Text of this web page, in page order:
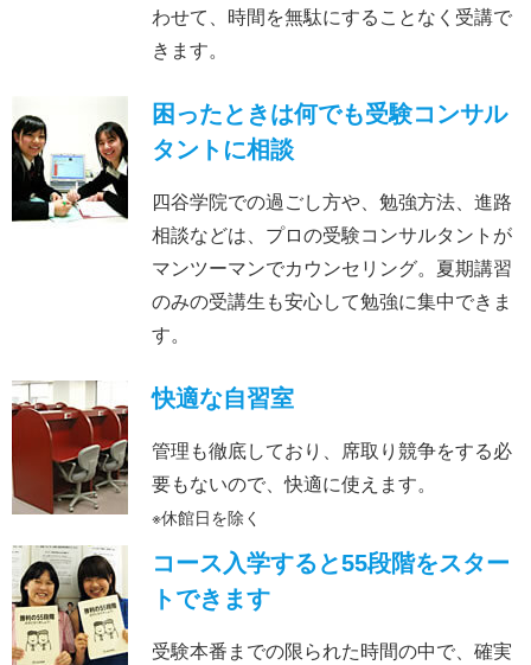
わせて、時間を無駄にすることなく受講で
きます。
困ったときは何でも受験コンサル
タントに相談
四谷学院での過ごし方や、勉強方法、進路
相談などは、プロの受験コンサルタントが
マンツーマンでカウンセリング。夏期講習
のみの受講生も安心して勉強に集中できま
す。
快適な自習室
管理も徹底しており、席取り競争をする必
要もないので、快適に使えます。
※休館日を除く
コース入学すると55段階をスター
トできます
受験本番までの限られた時間の中で、確実